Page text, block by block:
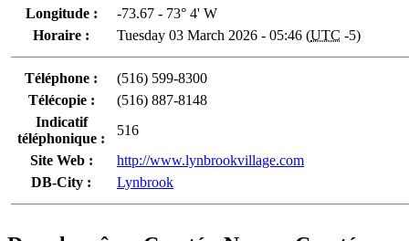
Longitude :
-73.67 - 73° 4' W
Horaire :
Tuesday 03 March 2026 - 05:46 (UTC -5)
Téléphone :
(516) 599-8300
Télécopie :
(516) 887-8148
Indicatif
téléphonique :
516
Site Web :
http://www.lynbrookvillage.com
DB-City :
Lynbrook